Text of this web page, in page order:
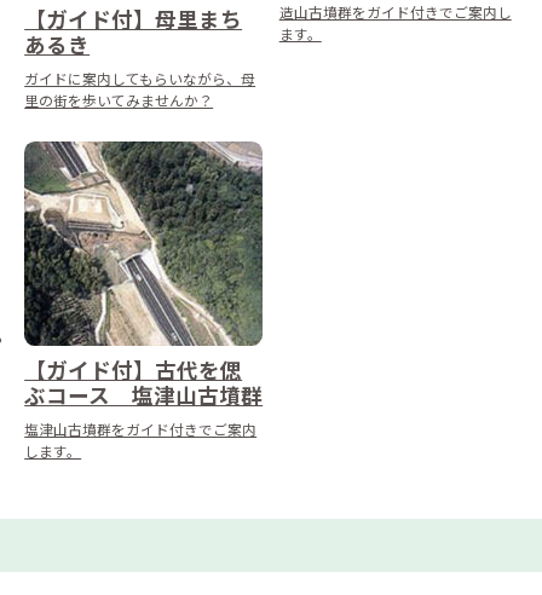
【ガイド付】母里まち
あるき
ガイドに案内してもらいながら、母
里の街を歩いてみませんか？
造山古墳群をガイド付きでご案内し
ます。
【ガイド付】古代を偲
ぶコース 塩津山古墳群
塩津山古墳群をガイド付きでご案内
します。